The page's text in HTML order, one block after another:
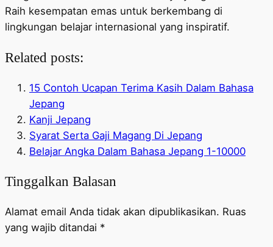
Raih kesempatan emas untuk berkembang di
lingkungan belajar internasional yang inspiratif.
Related posts:
15 Contoh Ucapan Terima Kasih Dalam Bahasa
Jepang
Kanji Jepang
Syarat Serta Gaji Magang Di Jepang
Belajar Angka Dalam Bahasa Jepang 1-10000
Tinggalkan Balasan
Alamat email Anda tidak akan dipublikasikan. Ruas
yang wajib ditandai *